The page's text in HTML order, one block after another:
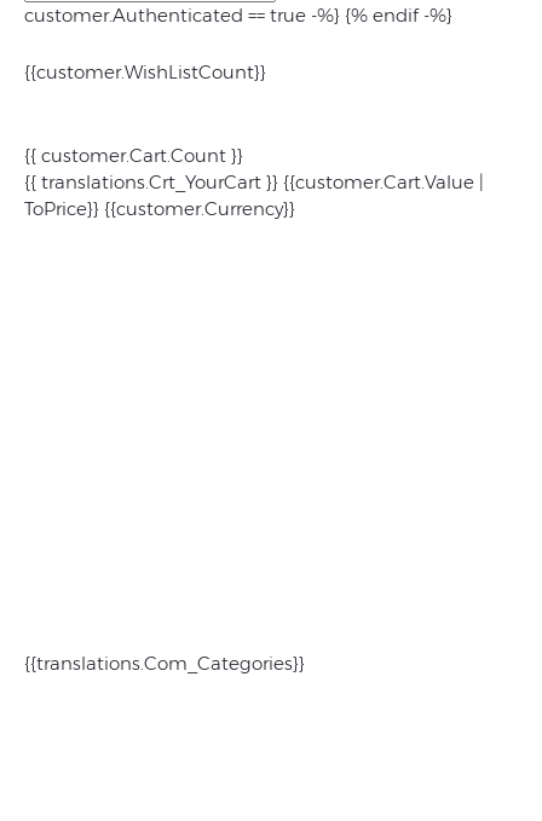
customer.Authenticated == true -%} {% endif -%}
{{customer.WishListCount}}
{{ customer.Cart.Count }}
{{ translations.Crt_YourCart }} {{customer.Cart.Value |
ToPrice}} {{customer.Currency}}
{{translations.Com_Categories}}